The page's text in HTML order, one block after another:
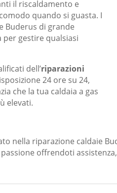
il ​​riscaldamento e
quando si guasta. I
Buderus di grande
per gestire qualsiasi
dell’riparazioni
24 ore su 24,
che la tua caldaia a gas
elevati.
nella riparazione caldaie
offrendoti